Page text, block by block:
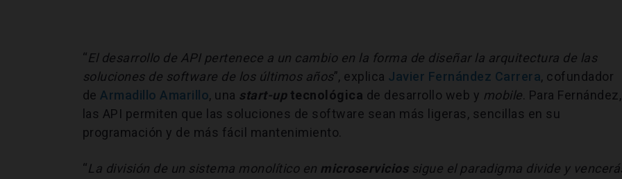
“El desarrollo de API pertenece a un cambio en la forma de diseñar la arquitectura de las
soluciones de software de los últimos años”, explica Javier Fernández Carrera, cofundador
de Armadillo Amarillo, una start-uptecnológica de desarrollo web y mobile. Para Fernández,
las API permiten que las soluciones de software sean más ligeras, sencillas en su
programación y de más fácil mantenimiento.
“La división de un sistema monolítico en microserviciossigue el paradigma divide y